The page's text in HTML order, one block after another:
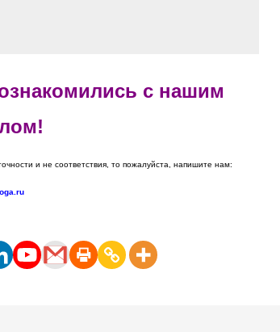
с нашим
и не соответствия, то пожалуйста, напишите нам: